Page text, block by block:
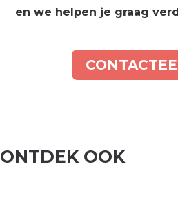
en we helpen je graag
ONTDEK OOK